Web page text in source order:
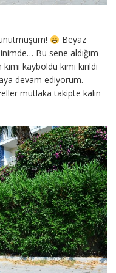
Beyaz
Bu sene aldığım
kayboldu kimi kırıldı
devam ediyorum.
mutlaka takipte kalın